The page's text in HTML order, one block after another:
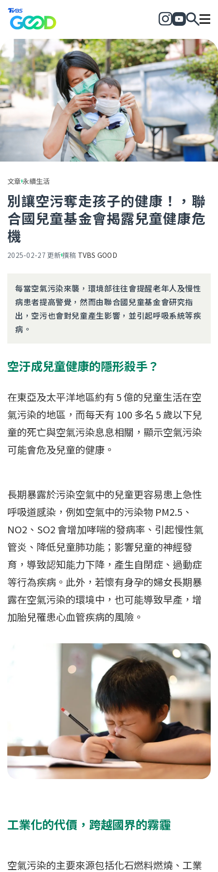
文章永續生活
別讓空污奪走孩子的健康！，聯
合國兒童基金會揭露兒童健康危
機
2025-02-27 更新撰稿 TVBS GOOD
每當空氣污染來襲，環境部往往會提醒老年人及慢性
病患者提高警覺，然而由聯合國兒童基金會研究指
出，空污也會對兒童產生影響，並引起呼吸系統等疾
病。
空汙成兒童健康的隱形殺手？
在東亞及太平洋地區約有 5 億的兒童生活在空
氣污染的地區，而每天有 100 多名 5 歲以下兒
童的死亡與空氣污染息息相關，顯示空氣污染
可能會危及兒童的健康。
長期暴露於污染空氣中的兒童更容易患上急性
呼吸道感染，例如空氣中的污染物 PM2.5、
NO2、SO2 會增加哮喘的發病率、引起慢性氣
管炎、降低兒童肺功能；影響兒童的神經發
育，導致認知能力下降，產生自閉症、過動症
等行為疾病。此外，若懷有身孕的婦女長期暴
露在空氣污染的環境中，也可能導致早產，增
加胎兒罹患心血管疾病的風險。
工業化的代價，跨越國界的霧霾
空氣污染的主要來源包括化石燃料燃燒、工業